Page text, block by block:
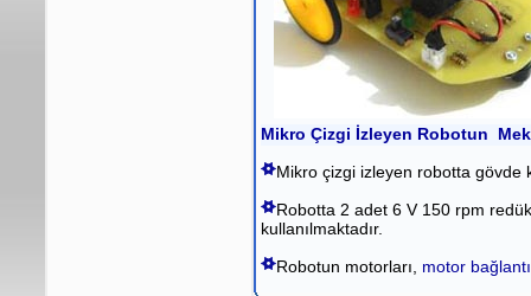
Mikro Çizgi İzleyen Robotun
Mikro çizgi izleyen robotta gövde
Robotta 2 adet 6 V 150 rpm
kullanılmaktadır.
Robotun motorları, motor